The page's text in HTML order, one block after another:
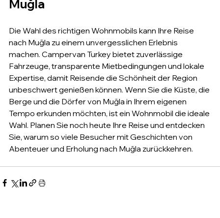
Muğla
Die Wahl des richtigen Wohnmobils kann Ihre Reise
nach Muğla zu einem unvergesslichen Erlebnis
machen. Campervan Turkey bietet zuverlässige
Fahrzeuge, transparente Mietbedingungen und lokale
Expertise, damit Reisende die Schönheit der Region
unbeschwert genießen können. Wenn Sie die Küste, die
Berge und die Dörfer von Muğla in Ihrem eigenen
Tempo erkunden möchten, ist ein Wohnmobil die ideale
Wahl. Planen Sie noch heute Ihre Reise und entdecken
Sie, warum so viele Besucher mit Geschichten von
Abenteuer und Erholung nach Muğla zurückkehren.